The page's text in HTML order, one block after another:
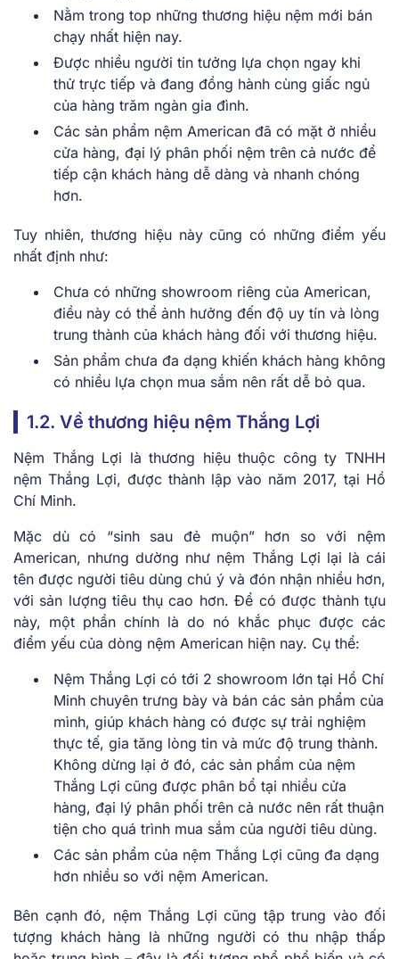
Nằm trong top những thương hiệu nệm mới bán
chạy nhất hiện nay.
Được nhiều người tin tưởng lựa chọn ngay khi
thử trực tiếp và đang đồng hành cùng giấc ngủ
của hàng trăm ngàn gia đình.
Các sản phẩm nệm American đã có mặt ở nhiều
cửa hàng, đại lý phân phối nệm trên cả nước để
tiếp cận khách hàng dễ dàng và nhanh chóng
hơn.
Tuy nhiên, thương hiệu này cũng có những điểm yếu
nhất định như:
Chưa có những showroom riêng của American,
điều này có thể ảnh hưởng đến độ uy tín và lòng
trung thành của khách hàng đối với thương hiệu.
Sản phẩm chưa đa dạng khiến khách hàng không
có nhiều lựa chọn mua sắm nên rất dễ bỏ qua.
1.2. Về thương hiệu nệm Thắng Lợi
Nệm Thắng Lợi là thương hiệu thuộc công ty TNHH
nệm Thắng Lợi, được thành lập vào năm 2017, tại Hồ
Chí Minh.
Mặc dù có “sinh sau đẻ muộn” hơn so với nệm
American, nhưng dường như nệm Thắng Lợi lại là cái
tên được người tiêu dùng chú ý và đón nhận nhiều hơn,
với sản lượng tiêu thụ cao hơn. Để có được thành tựu
này, một phần chính là do nó khắc phục được các
điểm yếu của dòng nệm American hiện nay. Cụ thể:
Nệm Thắng Lợi có tới 2 showroom lớn tại Hồ Chí
Minh chuyên trưng bày và bán các sản phẩm của
mình, giúp khách hàng có được sự trải nghiệm
thực tế, gia tăng lòng tin và mức độ trung thành.
Không dừng lại ở đó, các sản phẩm của nệm
Thắng Lợi cũng được phân bổ tại nhiều cửa
hàng, đại lý phân phối trên cả nước nên rất thuận
tiện cho quá trình mua sắm của người tiêu dùng.
Các sản phẩm của nệm Thắng Lợi cũng đa dạng
hơn nhiều so với nệm American.
Bên cạnh đó, nệm Thắng Lợi cũng tập trung vào đối
tượng khách hàng là những người có thu nhập thấp